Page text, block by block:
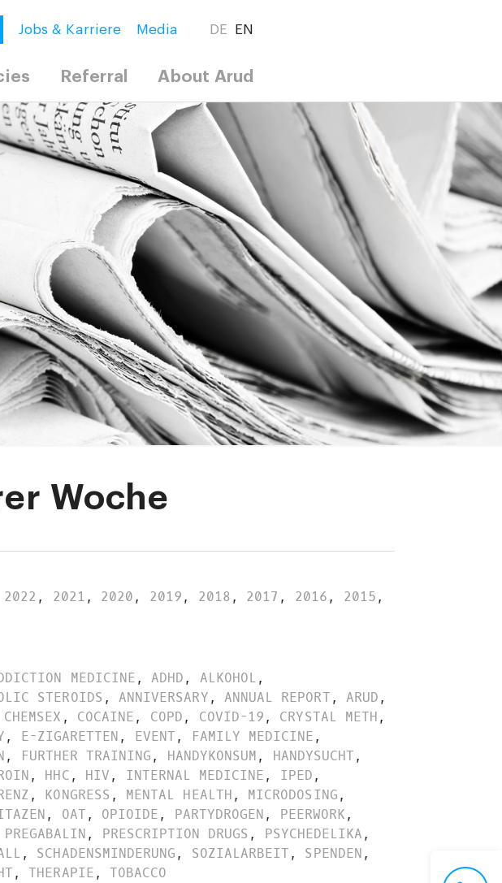
Jobs & Karriere Media DE EN
Referral About Arud
Woche
2022 , 2021, 2020, 2019, 2018, 2017 , 2016, 2015,
MEDICINE, ADHD, ALKOHOL,
STEROIDS , ANNIVERSARY, ANNUAL REPORT, ARUD,
CHEMSEX , COCAINE, COPD, COVID-19, CRYSTAL METH,
, E-ZIGARETTEN, EVENT, FAMILY MEDICINE,
, FURTHER TRAINING, HANDYKONSUM, HANDYSUCHT,
, HHC, HIV, INTERNAL MEDICINE, IPED,
, KONGRESS , MENTAL HEALTH, MICRODOSING,
, OAT, OPIOIDE, PARTYDROGEN, PEERWORK,
PREGABALIN, PRESCRIPTION DRUGS , PSYCHEDELIKA,
, SCHADENSMINDERUNG, SOZIALARBEIT, SPENDEN,
, THERAPIE, TOBACCO